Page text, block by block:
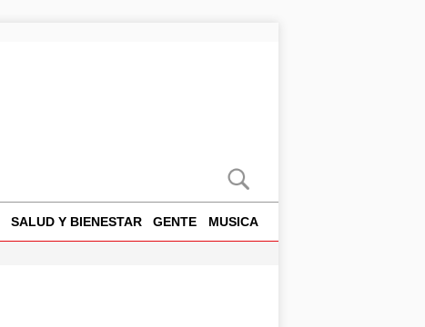
SALUD Y BIENESTAR GENTE MUSICA